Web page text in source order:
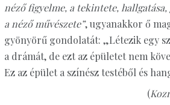
néző figyelme, a tekintete,
a néző művészete”, ugyanakkor ő
gyönyörű gondolatát: „Létezik egy
a drámát, de ezt az épületet nem
Ez az épület a színész testéből és
(